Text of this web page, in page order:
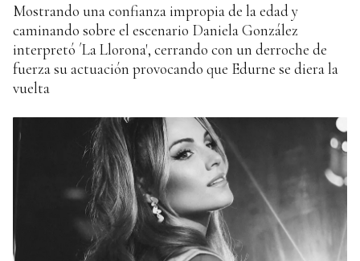
Mostrando una confianza impropia de la edad y
caminando sobre el escenario Daniela González
interpretó ´La Llorona', cerrando con un derroche de
fuerza su actuación provocando que Edurne se diera la
vuelta